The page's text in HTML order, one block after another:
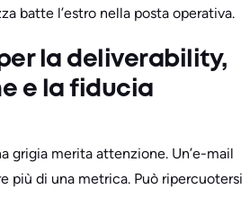
batte l’estro nella posta operativa.
la deliverability,
e la fiducia
grigia merita attenzione. Un’e-mail
più di una metrica. Può ripercuotersi